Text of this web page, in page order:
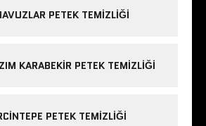
PETEK TEMIZLIĞI
KARABEKIR PETEK TEMIZLIĞI
PETEK TEMIZLIĞI